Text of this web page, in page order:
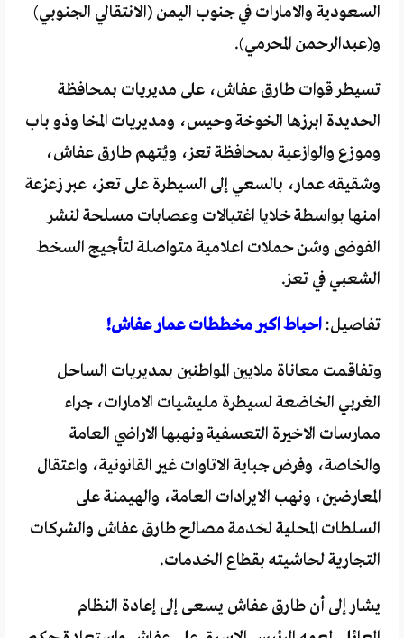
السعودية والامارات في جنوب اليمن (الانتقالي الجنوبي)
و(عبدالرحمن المحرمي).
تسيطر قوات طارق عفاش، على مديريات بمحافظة
الحديدة ابرزها الخوخة وحيس، ومديريات المخا وذو باب
وموزع والوازعية بمحافظة تعز، ويُتهم طارق عفاش،
وشقيقه عمار، بالسعي إلى السيطرة على تعز، عبر زعزعة
امنها بواسطة خلايا اغتيالات وعصابات مسلحة لنشر
الفوضى وشن حملات اعلامية متواصلة لتأجيج السخط
الشعبي في تعز.
تفاصيل:احباط اكبر مخططات عمار عفاش!
وتفاقمت معاناة ملايين المواطنين بمديريات الساحل
الغربي الخاضعة لسيطرة مليشيات الامارات، جراء
ممارسات الاخيرة التعسفية ونهبها الاراضي العامة
والخاصة، وفرض جباية الاتاوات غير القانونية، واعتقال
المعارضين، ونهب الايرادات العامة، والهيمنة على
السلطات المحلية لخدمة مصالح طارق عفاش والشركات
التجارية لحاشيته بقطاع الخدمات.
يشار إلى أن طارق عفاش يسعى إلى إعادة النظام